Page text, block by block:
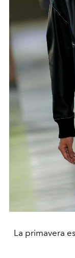
La primavera